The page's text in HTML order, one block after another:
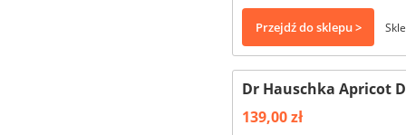
Przejdź do sklepu >
Dr Hauschka Apricot
139,00 zł